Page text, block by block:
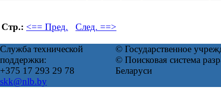
Стр.: <== Пред. След. ==>
Служба технической
поддержки:
+375 17 293 29 78
skk@nlb.by
© Государственное
© Поисковая система
Беларуси